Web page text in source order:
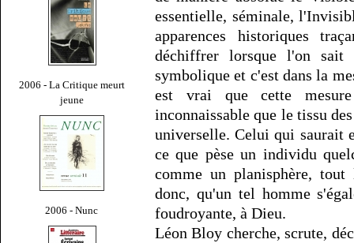
2006 - La Critique meurt
jeune
2006 - Nunc
essentielle, séminale,
apparences historiques
déchiffrer lorsque l'on
symbolique et c'est dans la
est vrai que cette
inconnaissable que le tissu
universelle. Celui qui saurait
ce que pèse un individu
comme un planisphère,
donc, qu'un tel homme
foudroyante, à Dieu.
Léon Bloy cherche, scrute,